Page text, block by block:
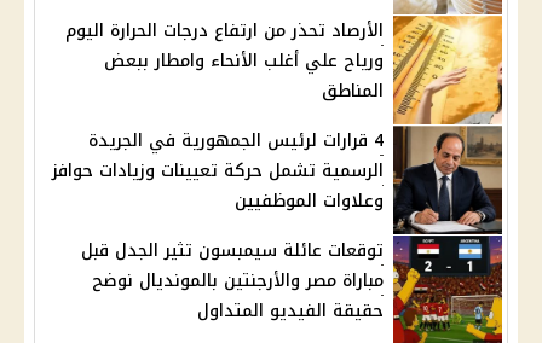
الأرصاد تحذر من ارتفاع درجات الحرارة اليوم
ورياح علي أغلب الأنحاء وامطار ببعض
المناطق
4 قرارات لرئيس الجمهورية في الجريدة
الرسمية تشمل حركة تعيينات وزيادات حوافز
وعلاوات الموظفيين
توقعات عائلة سيمبسون تثير الجدل قبل
مباراة مصر والأرجنتين بالمونديال نوضح
حقيقة الفيديو المتداول